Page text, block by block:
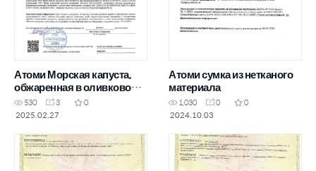
Атоми Морская капуста,
обжаренная в оливковом
масле
530 3
0
2025.02.27
Атоми сумка из нетканого
материала
1,030 0
0
2024.10.03